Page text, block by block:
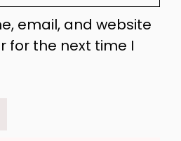
email, and website
for the next time I